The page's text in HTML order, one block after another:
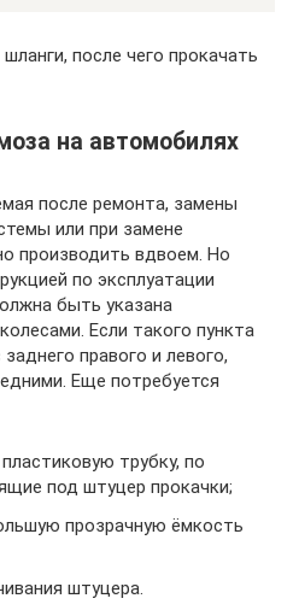
после чего прокачать
на автомобилях
после ремонта, замены
или при замене
производить вдвоем. Но
по эксплуатации
быть указана
Если такого пункта
правого и левого,
Еще потребуется
трубку, по
под штуцер прокачки;
прозрачную ёмкость
штуцера.